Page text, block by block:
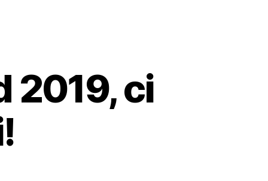
2019, ci